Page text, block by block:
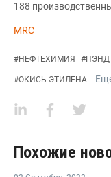
188
MRC
#НЕФТЕХИМИЯ #ПЭНД
#ОКИСЬ ЭТИЛЕНА
Похожие